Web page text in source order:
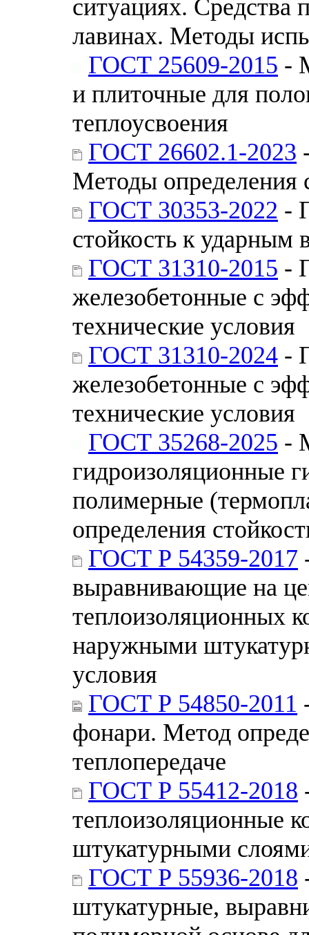
ситуациях. Средства
лавинах. Методы
ГОСТ 25609-2015 -
и плиточные для
теплоусвоения
ГОСТ 26602.1-2023
Методы определения
ГОСТ 30353-2022 -
стойкость к ударным
ГОСТ 31310-2015 -
железобетонные с
технические условия
ГОСТ 31310-2024 -
железобетонные с
технические условия
ГОСТ 35268-2025 -
гидроизоляционные
полимерные
определения
ГОСТ Р 54359-2017
выравнивающие на
теплоизоляционных
наружными
условия
ГОСТ Р 54850-2011
фонари. Метод
теплопередаче
ГОСТ Р 55412-2018
теплоизоляционные
штукатурными
ГОСТ Р 55936-2018
штукатурные,